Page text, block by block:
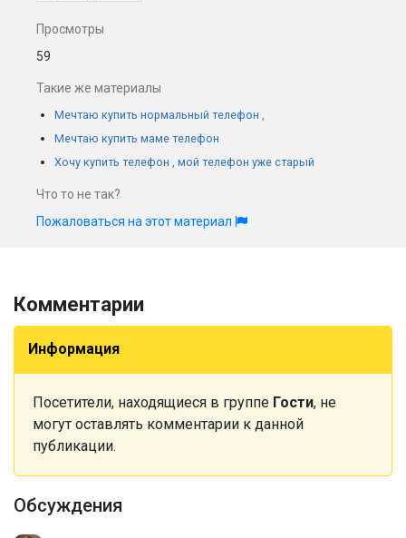
Просмотры
59
Такие же материалы
Мечтаю купить нормальный телефон ,
Мечтаю купить маме телефон
Хочу купить телефон , мой телефон уже старый
Что то не так?
Пожаловаться на этот материал
Комментарии
Информация
Посетители, находящиеся в группе Гости, не
могут оставлять комментарии к данной
публикации.
Обсуждения